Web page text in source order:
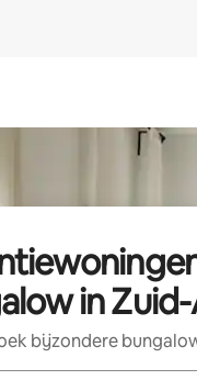
in
bijzondere